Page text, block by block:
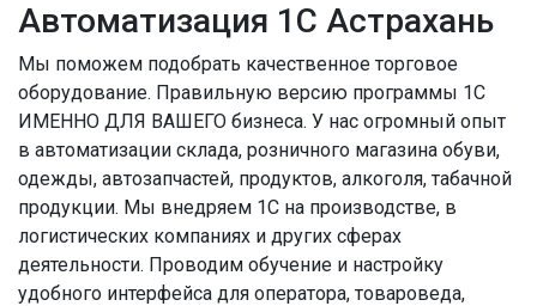
Автоматизация 1С Астрахань
Мы поможем подобрать качественное торговое
оборудование. Правильную версию программы 1С
ИМЕННО ДЛЯ ВАШЕГО бизнеса. У нас огромный опыт
в автоматизации склада, розничного магазина обуви,
одежды, автозапчастей, продуктов, алкоголя, табачной
продукции. Мы внедряем 1С на производстве, в
логистических компаниях и других сферах
деятельности. Проводим обучение и настройку
удобного интерфейса для оператора, товароведа,